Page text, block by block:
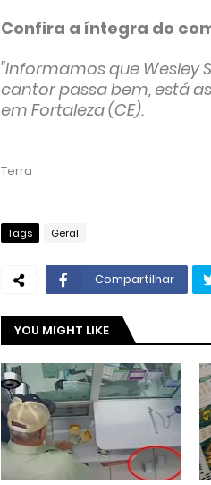
Confira a íntegra do
"Informamos que Wesley
cantor passa bem, está
em Fortaleza (CE).
Terra
Tags Geral
Compartilhar
YOU MIGHT LIKE